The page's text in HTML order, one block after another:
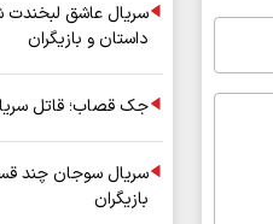
سریال عاشق
داستان و بازیگران
جک قصاب؛ قاتل
سریال سوجان چند
بازیگران